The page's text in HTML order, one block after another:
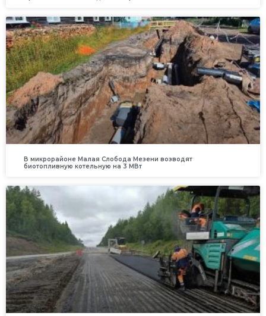
В микрорайоне Малая Слобода Мезени возводят
биотопливную котельную на 3 МВт